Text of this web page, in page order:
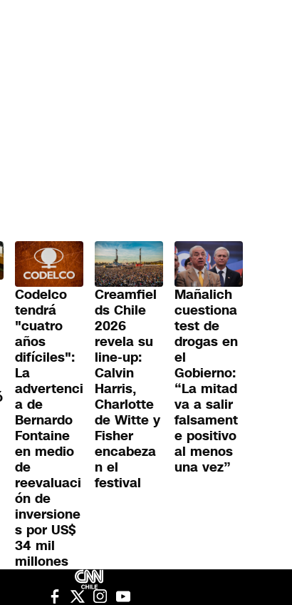
Codelco
tendrá
"cuatro
años
difíciles":
La
advertenci
a de
Bernardo
Fontaine
en medio
de
reevaluaci
ón de
inversione
s por US$
34 mil
millones
Creamfiel
ds Chile
2026
revela su
line-up:
Calvin
Harris,
Charlotte
de Witte y
Fisher
encabeza
n el
festival
Mañalich
cuestiona
test de
drogas en
el
Gobierno:
“La mitad
va a salir
falsament
e positivo
al menos
una vez”